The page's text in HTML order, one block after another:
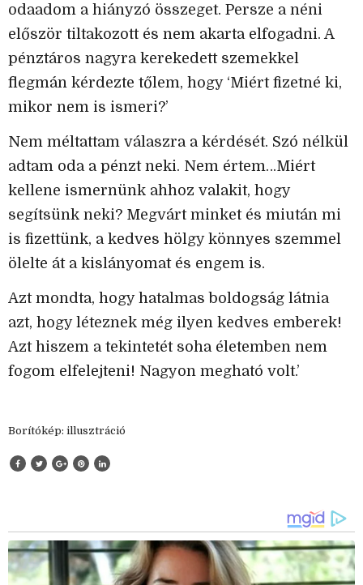
odaadom a hiányzó összeget. Persze a néni
először tiltakozott és nem akarta elfogadni. A
pénztáros nagyra kerekedett szemekkel
flegmán kérdezte tőlem, hogy ‘Miért fizetné ki,
mikor nem is ismeri?’
Nem méltattam válaszra a kérdését. Szó nélkül
adtam oda a pénzt neki. Nem értem…Miért
kellene ismernünk ahhoz valakit, hogy
segítsünk neki? Megvárt minket és miután mi
is fizettünk, a kedves hölgy könnyes szemmel
ölelte át a kislányomat és engem is.
Azt mondta, hogy hatalmas boldogság látnia
azt, hogy léteznek még ilyen kedves emberek!
Azt hiszem a tekintetét soha életemben nem
fogom elfelejteni! Nagyon megható volt.’
Borítókép: illusztráció